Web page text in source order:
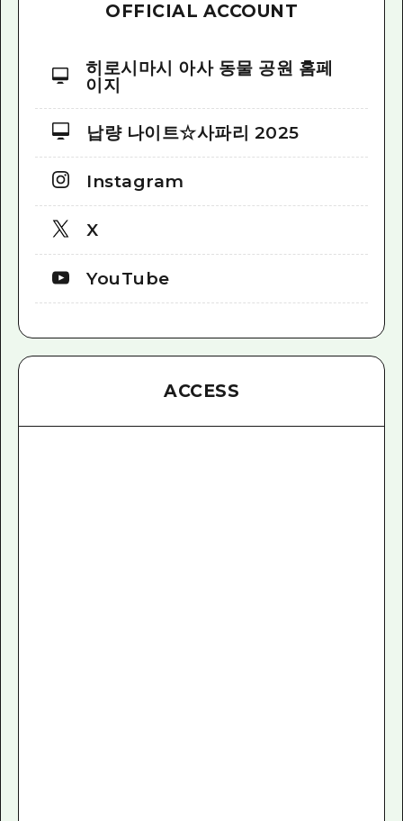
OFFICIAL ACCOUNT
히로시마시 아사 동물 공원 홈페
이지
납량 나이트☆사파리 2025
Instagram
X
YouTube
ACCESS